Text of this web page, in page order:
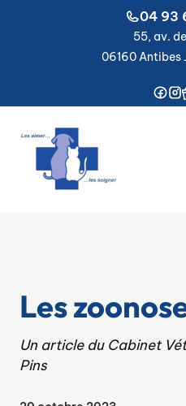
04 93
55, av.
06160
Les
Un article du Cabinet
Pins